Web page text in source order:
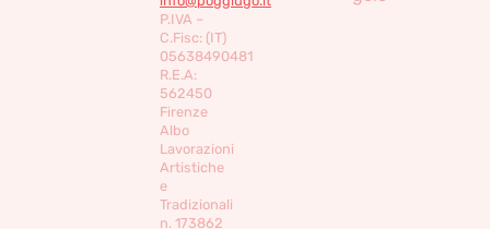
P.IVA –
C.Fisc: (IT)
05638490481
R.E.A:
562450
Firenze
Albo
Lavorazioni
Artistiche
e
Tradizionali
n. 173862